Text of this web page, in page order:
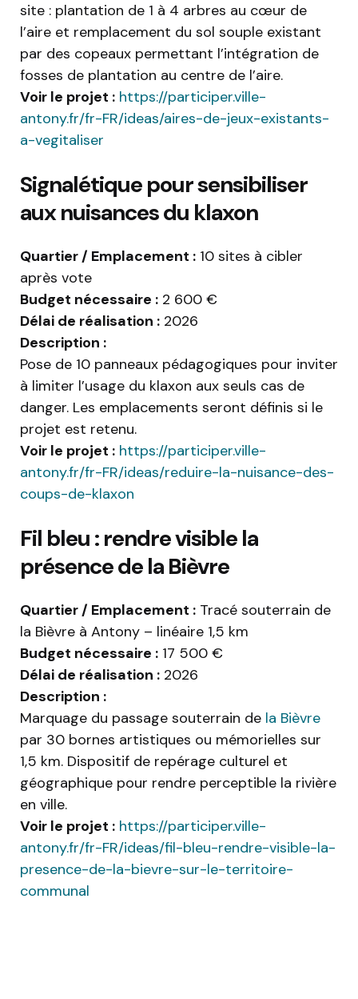
site : plantation de 1 à 4 arbres au cœur de
l’aire et remplacement du sol souple existant
par des copeaux permettant l’intégration de
fosses de plantation au centre de l’aire.
Voir le projet : https://participer.ville-
antony.fr/fr-FR/ideas/aires-de-jeux-existants-
a-vegitaliser
Signalétique pour sensibiliser
aux nuisances du klaxon
Quartier / Emplacement : 10 sites à cibler
après vote
Budget nécessaire : 2 600 €
Délai de réalisation : 2026
Description :
Pose de 10 panneaux pédagogiques pour inviter
à limiter l’usage du klaxon aux seuls cas de
danger. Les emplacements seront définis si le
projet est retenu.
Voir le projet : https://participer.ville-
antony.fr/fr-FR/ideas/reduire-la-nuisance-des-
coups-de-klaxon
Fil bleu : rendre visible la
présence de la Bièvre
Quartier / Emplacement : Tracé souterrain de
la Bièvre à Antony – linéaire 1,5 km
Budget nécessaire : 17 500 €
Délai de réalisation : 2026
Description :
Marquage du passage souterrain de la Bièvre
par 30 bornes artistiques ou mémorielles sur
1,5 km. Dispositif de repérage culturel et
géographique pour rendre perceptible la rivière
en ville.
Voir le projet : https://participer.ville-
antony.fr/fr-FR/ideas/fil-bleu-rendre-visible-la-
presence-de-la-bievre-sur-le-territoire-
communal